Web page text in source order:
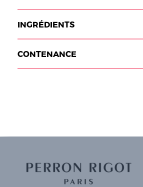
INGRÉDIENTS
CONTENANCE